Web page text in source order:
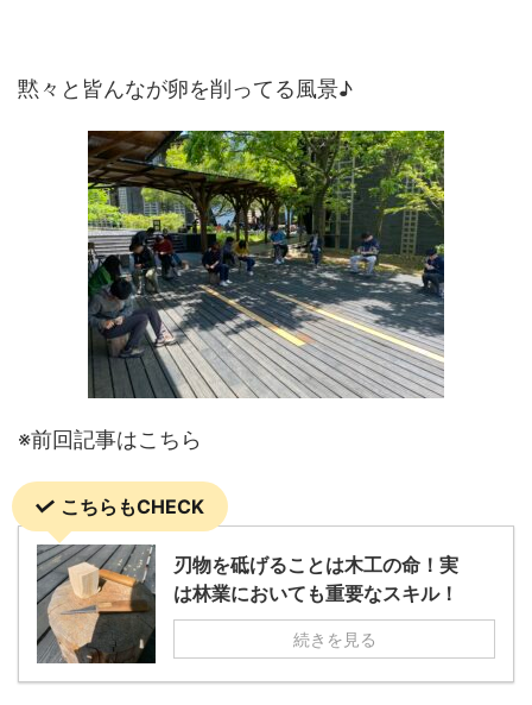
黙々と皆んなが卵を削ってる風景♪
※前回記事はこちら
こちらもCHECK
刃物を砥げることは木工の命！実
は林業においても重要なスキル！
続きを見る